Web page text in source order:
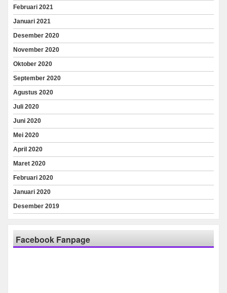
Februari 2021
Januari 2021
Desember 2020
November 2020
Oktober 2020
September 2020
Agustus 2020
Juli 2020
Juni 2020
Mei 2020
April 2020
Maret 2020
Februari 2020
Januari 2020
Desember 2019
Facebook Fanpage